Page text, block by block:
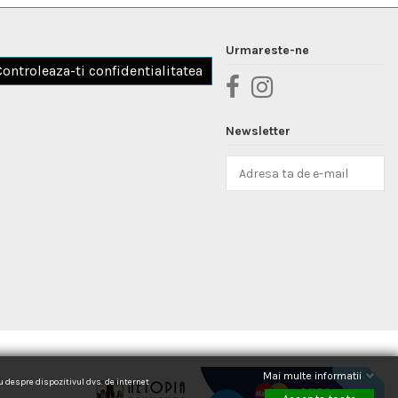
ti confidentialitatea
Urmareste-ne
Newsletter
despre dispozitivul dvs. de internet
Mai multe informatii